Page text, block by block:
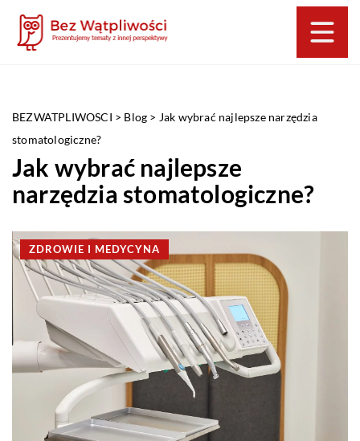
BEZWATPLIWOSCI > Blog > Jak wybrać najlepsze narzędzia
stomatologiczne?
Jak wybrać najlepsze
narzędzia stomatologiczne?
ZDROWIE I MEDYCYNA